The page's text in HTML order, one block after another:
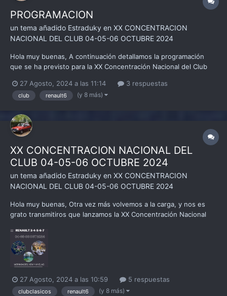
PROGRAMACION
un tema añadido Estraduky en XX CONCENTRACION
NACIONAL DEL CLUB 04-05-06 OCTUBRE 2024
Hola muy buenas, A continuación detallamos la programación
que se ha previsto para la XX Concentración Nacional del Club
agrado. VIERNES 04-OCTUBRE-2024 -19:00h-20:30h: Llegada al
Camping Cantabria, las personas participantes pu...
27 Agosto, 2024 a las 11:14 3 respuestas
club renault6 (y 8 más)
XX CONCENTRACION NACIONAL DEL
CLUB 04-05-06 OCTUBRE 2024
un tema añadido Estraduky en XX CONCENTRACION
NACIONAL DEL CLUB 04-05-06 OCTUBRE 2024
Hola muy buenas, Otra vez más volvemos a la carga, y nos es
grato transmitiros que lanzamos la XX Concentración Nacional
vuestros correos electrónicos un correo con todos los detalles
más relevantes y la documentación a rellenar para...
27 Agosto, 2024 a las 10:59 5 respuestas
clubclasicos renault6 (y 8 más)